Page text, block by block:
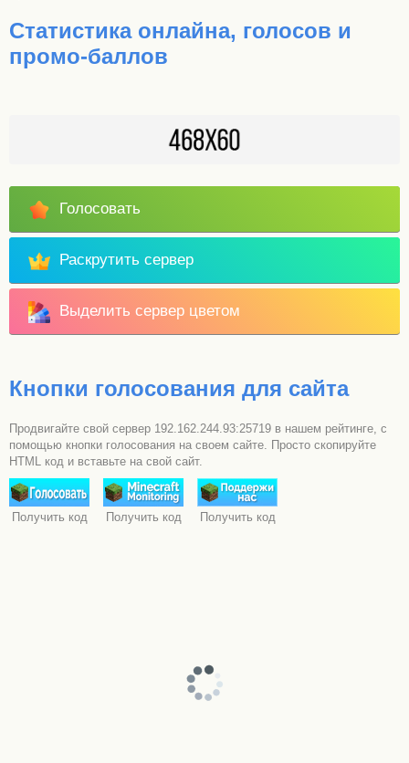
Статистика онлайна, голосов и
промо-баллов
Голосовать
Раскрутить сервер
Выделить сервер цветом
Кнопки голосования для сайта
Продвигайте свой сервер 192.162.244.93:25719 в нашем рейтинге, с
помощью кнопки голосования на своем сайте. Просто скопируйте
HTML код и вставьте на свой сайт.
Получить код Получить код Получить код